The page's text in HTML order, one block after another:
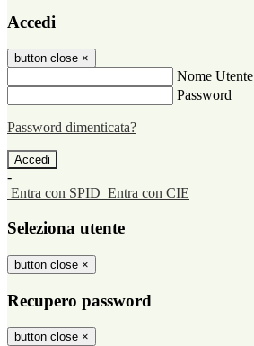
Accedi
button close ×
Nome Utente
Password
Password dimenticata?
-
Entra con SPID Entra con CIE
Seleziona utente
button close ×
Recupero password
button close ×